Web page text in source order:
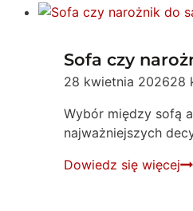
Sofa czy
28 kwietnia 202628
Wybór między sofą
najważniejszych
Dowiedz się więcej